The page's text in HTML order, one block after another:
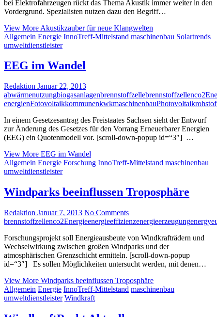
bei Elektrofahrzeugen rückt das Thema Akustik immer weiter in den
Vordergrund. Spezialisten nutzen dazu den Begriff…
View More Akustikzauber für neue Klangwelten
Allgemein Energie InnoTreff-Mittelstand maschinenbau Solartrends
umweltdienstleister
EEG im Wandel
Redaktion Januar 22, 2013
abwärmenutzungbiogasanlagenbrennstoffzellebrennstoffzellenco2
energienFotovoltaikkommunenkwkmaschinenbauPhotovoltaik
In einem Gesetzesantrag des Freistaates Sachsen sieht der Entwurf
zur Änderung des Gesetzes für den Vorrang Erneuerbarer Energien
(EEG) ein Quotenmodell vor. [scroll-down-popup id=“3″] …
View More EEG im Wandel
Allgemein Energie Forschung InnoTreff-Mittelstand maschinenbau
umweltdienstleister
Windparks beeinflussen Troposphäre
Redaktion Januar 7, 2013 No Comments
brennstoffzellenco2Energieenergieeffizienzenergieerzeugungenergy
Forschungsprojekt soll Energieausbeute von Windkrafträdern und
Wechselwirkung zwischen großen Windparks und der
atmosphärischen Grenzschicht ermitteln. [scroll-down-popup
id=“3″] Es sollen Möglichkeiten untersucht werden, mit denen…
View More Windparks beeinflussen Troposphäre
Allgemein Energie InnoTreff-Mittelstand maschinenbau
umweltdienstleister Windkraft